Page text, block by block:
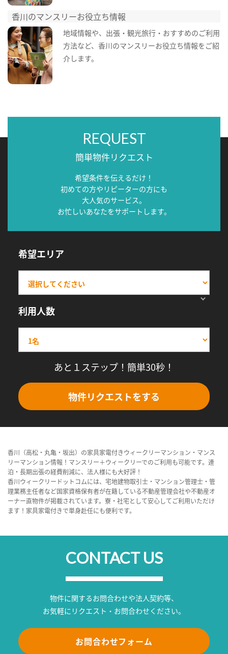
香川のマンスリーお役立ち情報
地域情報や、出張・観光旅行・おすすめのご利用
方法など、香川のマンスリーお役立ち情報をご紹
介します。
REQUEST
簡単物件リクエスト
希望条件を伝えるだけ！
初めての方やリピーターの方にも
大人気のサービス。
お忙しいあなたをサポートします。
希望エリア
利用人数
あと１ステップ！簡単30秒！
物件リクエストをする
香川（高松・丸亀・坂出）の家具家電付きウィークリーマンション・マンス
リーマンション情報！マンスリー＋ウィークリーでのご利用も可能です。連
泊・長期出張の経費削減に、法人様にも大好評！
香川ウィークリードットコムには、宅地建物取引士・マンション管理士・管
理業務主任者など国家資格保有者が在籍している不動産管理会社や不動産オ
ーナー直物件が掲載されています。寮・社宅として安心してご利用いただけ
ます！家具家電付きで単身赴任にも便利です。
CONTACT US
物件に関するお問合わせや法人契約等、
お気軽にリクエスト・お問合わせください。
お問合わせフォーム